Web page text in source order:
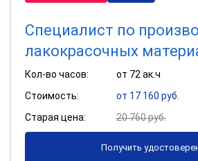
Специалист по
лакокрасочных
Кол-во часов:
от 72 ак.ч
Стоимость:
от 17 160 руб.
Старая цена:
20 760 руб.
Получить